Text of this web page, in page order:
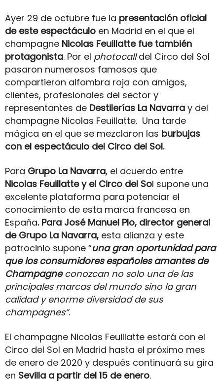
Ayer 29 de octubre fue la presentación oficial
de este espectáculo en Madrid en el que el
champagne Nicolas Feuillatte fue también
protagonista. Por el photocalldel Circo del Sol
pasaron numerosos famosos que
compartieron alfombra roja con amigos,
clientes, profesionales del sector y
representantes de Destilerías La Navarra y del
champagne Nicolas Feuillatte. Una tarde
mágica en el que se mezclaron las burbujas
con el espectáculo del Circo del Sol.
Para Grupo La Navarra, el acuerdo entre
Nicolas Feuillatte y el Circo del Sol supone una
excelente plataforma para potenciar el
conocimiento de esta marca francesa en
España. Para José Manuel Plo, director general
de Grupo La Navarra, esta alianza y este
patrocinio supone “una gran oportunidad para
que los consumidores españoles amantes de
Champagneconozcan no solo una de las
principales marcas del mundo sino la gran
calidad y enorme diversidad de sus
champagnes”.
El champagne Nicolas Feuillatte estará con el
Circo del Sol en Madrid hasta el próximo mes
de enero de 2020 y después continuará su gira
en Sevilla a partir del 15 de enero.